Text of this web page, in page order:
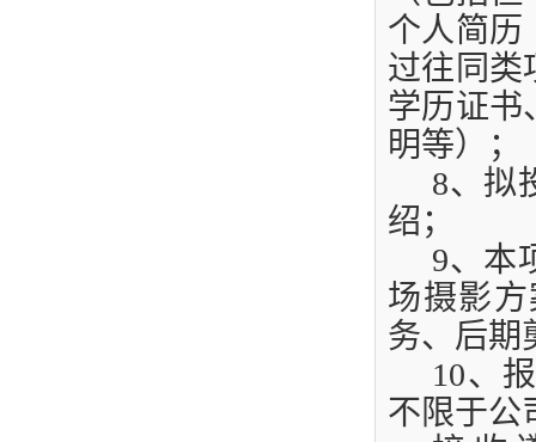
个人简历
过往同类
学历证书
明等）；
8、拟
绍；
9、本
场摄影
务、后期
10、
不限于公